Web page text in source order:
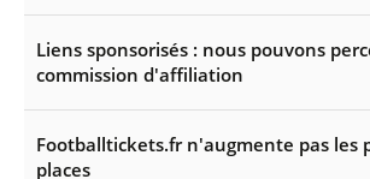
Liens sponsorisés : nous pouvons
commission d'affiliation
Footballtickets.fr n'augmente pas les
places